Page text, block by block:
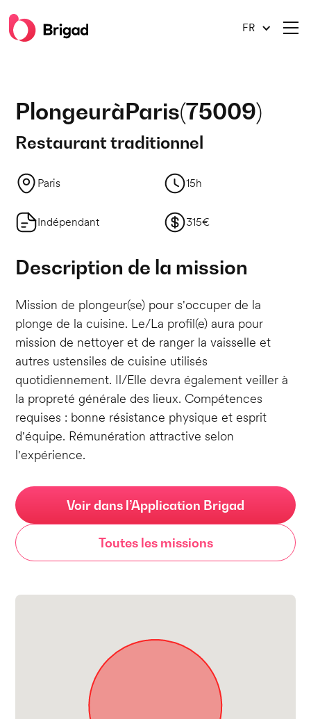
FR
PlongeuràParis(75009)
Restaurant traditionnel
Paris 15h
Indépendant 315€
Description de la mission
Mission de plongeur(se) pour s'occuper de la
plonge de la cuisine. Le/La profil(e) aura pour
mission de nettoyer et de ranger la vaisselle et
autres ustensiles de cuisine utilisés
quotidiennement. Il/Elle devra également veiller à
la propreté générale des lieux. Compétences
requises : bonne résistance physique et esprit
d'équipe. Rémunération attractive selon
l'expérience.
Voir dans l’Application Brigad
Toutes les missions